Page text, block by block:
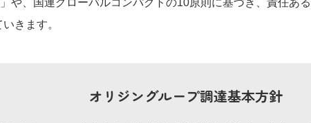
や、国連グローバルコンパクトの10原則に基づき、責任あ
きます。
オリジングループ調達基本方針